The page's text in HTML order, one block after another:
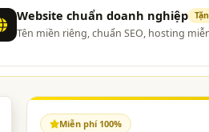
Website chuẩn doanh nghiệp
Tên miền riêng, chuẩn SEO, hosting
Miễn phí 100%